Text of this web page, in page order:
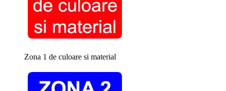
Zona 1 de culoare si material